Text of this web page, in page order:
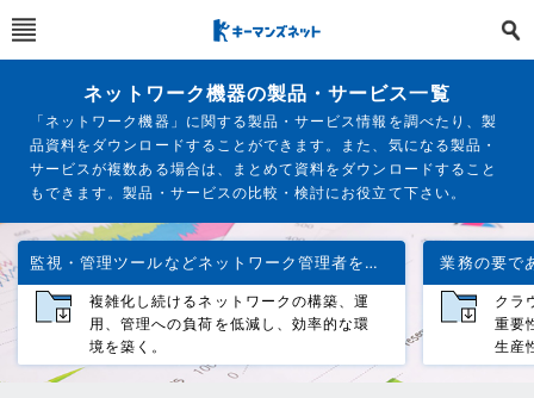
ネットワーク機器の製品・サービス一覧
「ネットワーク機器」に関する製品・サービス情報を調べたり、製
品資料をダウンロードすることができます。また、気になる製品・
サービスが複数ある場合は、まとめて資料をダウンロードすること
もできます。製品・サービスの比較・検討にお役立て下さい。
監視・管理ツールなどネットワーク管理者をサポートする製品群
複雑化し続けるネットワークの構築、運
用、管理への負荷を低減し、効率的な環
境を築く。
業務の要で
クラ
重要
生産